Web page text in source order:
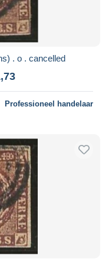
. o . cancelled
Professioneel handelaar